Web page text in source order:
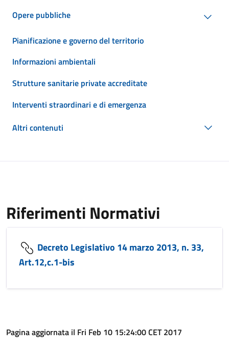
Opere pubbliche
Pianificazione e governo del territorio
Informazioni ambientali
Strutture sanitarie private accreditate
Interventi straordinari e di emergenza
Altri contenuti
Riferimenti Normativi
Decreto Legislativo 14 marzo 2013, n. 33,
Art.12,c.1-bis
Pagina aggiornata il Fri Feb 10 15:24:00 CET 2017